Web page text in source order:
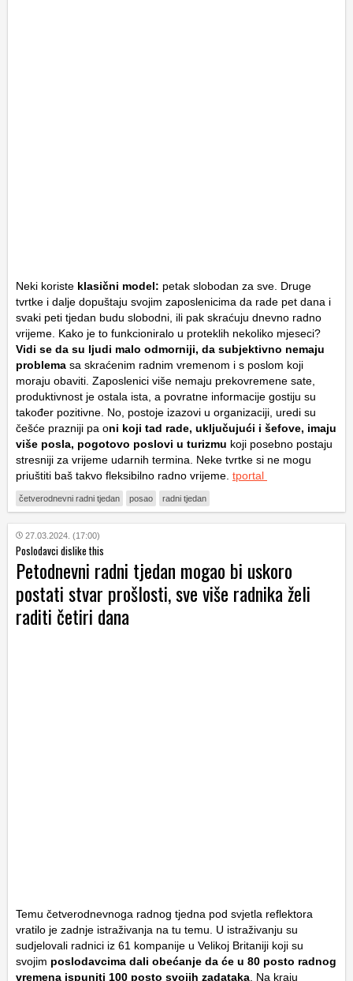
Neki koriste klasični model: petak slobodan za sve. Druge
tvrtke i dalje dopuštaju svojim zaposlenicima da rade pet dana i
svaki peti tjedan budu slobodni, ili pak skraćuju dnevno radno
vrijeme. Kako je to funkcioniralo u proteklih nekoliko mjeseci?
Vidi se da su ljudi malo odmorniji, da subjektivno nemaju
problema sa skraćenim radnim vremenom i s poslom koji
moraju obaviti. Zaposlenici više nemaju prekovremene sate,
produktivnost je ostala ista, a povratne informacije gostiju su
također pozitivne. No, postoje izazovi u organizaciji, uredi su
češće prazniji pa oni koji tad rade, uključujući i šefove, imaju
više posla, pogotovo poslovi u turizmu koji posebno postaju
stresniji za vrijeme udarnih termina. Neke tvrtke si ne mogu
priuštiti baš takvo fleksibilno radno vrijeme. tportal
četverodnevni radni tjedan posao radni tjedan
27.03.2024. (17:00)
Poslodavci dislike this
Petodnevni radni tjedan mogao bi uskoro
postati stvar prošlosti, sve više radnika želi
raditi četiri dana
Temu četverodnevnoga radnog tjedna pod svjetla reflektora
vratilo je zadnje istraživanja na tu temu. U istraživanju su
sudjelovali radnici iz 61 kompanije u Velikoj Britaniji koji su
svojim poslodavcima dali obećanje da će u 80 posto radnog
vremena ispuniti 100 posto svojih zadataka . Na kraju